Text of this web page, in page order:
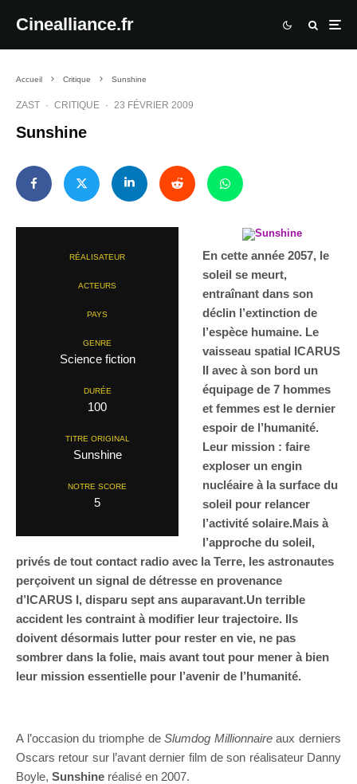
Cinealliance.fr
Accueil Critique Sunshine
ZAST · CRITIQUE · 23 FÉVRIER 2009
Sunshine
RÉALISATEUR
ACTEURS
PAYS
GENRE
Science fiction
DURÉE
100
TITRE ORIGINAL
Sunshine
NOTRE SCORE
5
En cette année 2057, le
soleil se meurt,
entraînant dans son
déclin l’extinction de
l’espèce humaine. Le
vaisseau spatial ICARUS
II avec à son bord un
équipage de 7 hommes
et femmes est le dernier
espoir de l’humanité.
Leur mission : faire
exploser un engin
nucléaire à la surface du
soleil pour relancer
l’activité solaire.Mais à
l’approche du soleil,
privés de tout contact radio avec la Terre, les astronautes
perçoivent un signal de détresse en provenance
d’ICARUS I, disparu sept ans auparavant.Un terrible
accident les contraint à modifier leur trajectoire. Ils
doivent désormais lutter pour rester en vie, ne pas
sombrer dans la folie, mais avant tout pour mener à bien
leur mission essentielle pour l’avenir de l’humanité.
A l’occasion du triomphe deSlumdog Millionnaireaux derniers
Oscars retour sur l’avant dernier film de son réalisateur Danny
Boyle, Sunshine réalisé en 2007.